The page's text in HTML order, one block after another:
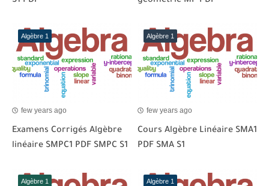
Algèbre 1
few years ago
Examens Corrigés Algèbre
linéaire SMPC1 PDF SMPC S1
Algèbre 1
few years ago
Cours Algèbre Linéaire SMA1
PDF SMA S1
Algèbre 1 Algèbre 1